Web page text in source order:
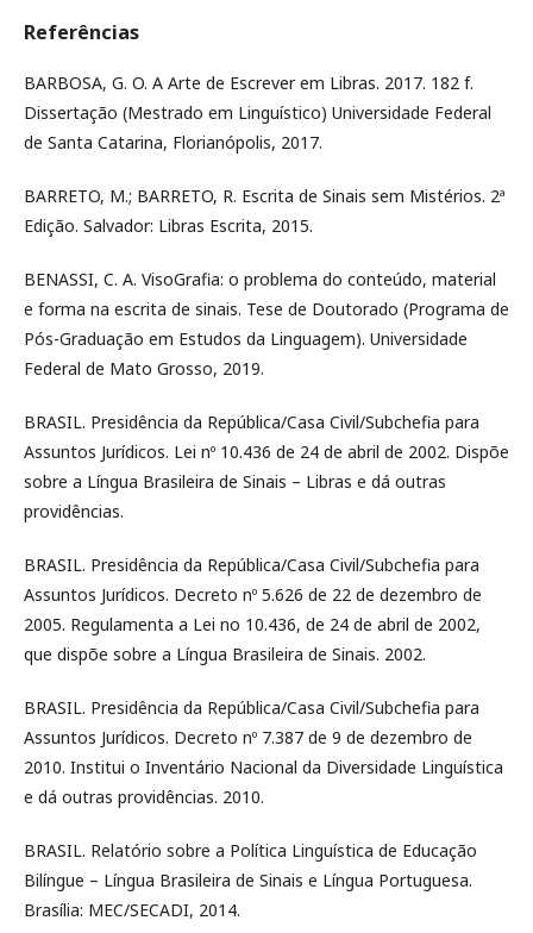
Referências
BARBOSA, G. O. A Arte de Escrever em Libras. 2017. 182 f.
Dissertação (Mestrado em Linguístico) Universidade Federal
de Santa Catarina, Florianópolis, 2017.
BARRETO, M.; BARRETO, R. Escrita de Sinais sem Mistérios. 2ª
Edição. Salvador: Libras Escrita, 2015.
BENASSI, C. A. VisoGrafia: o problema do conteúdo, material
e forma na escrita de sinais. Tese de Doutorado (Programa de
Pós-Graduação em Estudos da Linguagem). Universidade
Federal de Mato Grosso, 2019.
BRASIL. Presidência da República/Casa Civil/Subchefia para
Assuntos Jurídicos. Lei nº 10.436 de 24 de abril de 2002. Dispõe
sobre a Língua Brasileira de Sinais – Libras e dá outras
providências.
BRASIL. Presidência da República/Casa Civil/Subchefia para
Assuntos Jurídicos. Decreto nº 5.626 de 22 de dezembro de
2005. Regulamenta a Lei no 10.436, de 24 de abril de 2002,
que dispõe sobre a Língua Brasileira de Sinais. 2002.
BRASIL. Presidência da República/Casa Civil/Subchefia para
Assuntos Jurídicos. Decreto nº 7.387 de 9 de dezembro de
2010. Institui o Inventário Nacional da Diversidade Linguística
e dá outras providências. 2010.
BRASIL. Relatório sobre a Política Linguística de Educação
Bilíngue – Língua Brasileira de Sinais e Língua Portuguesa.
Brasília: MEC/SECADI, 2014.